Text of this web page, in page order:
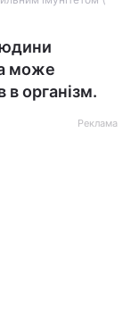
може
в організм.
Реклама